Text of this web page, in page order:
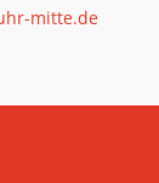
mitte.de